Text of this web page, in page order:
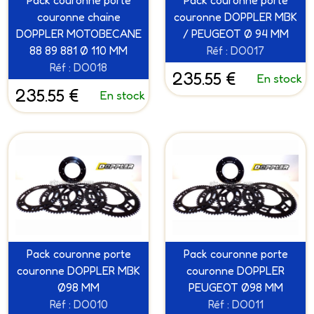
couronne chaine
DOPPLER MOTOBECANE
88 89 881 Ø 110 MM
Réf : DO018
235.55 € En stock
couronne DOPPLER MBK
/ PEUGEOT Ø 94 MM
Réf : DO017
235.55 € En stock
Pack couronne porte
couronne DOPPLER MBK
Ø98 MM
Réf : DO010
Pack couronne porte
couronne DOPPLER
PEUGEOT Ø98 MM
Réf : DO011